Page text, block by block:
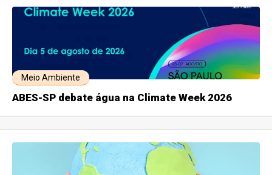
Meio Ambiente
ABES-SP debate água na Climate Week 2026